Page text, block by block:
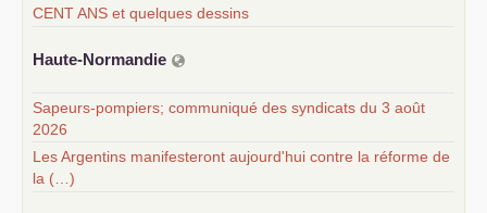
CENT ANS et quelques dessins
Haute-Normandie
Sapeurs-pompiers; communiqué des syndicats du 3 août
2026
Les Argentins manifesteront aujourd'hui contre la réforme de
la (…)